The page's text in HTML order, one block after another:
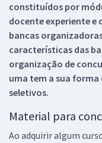
constituídos por
docente experiente e
bancas
características das
organização de
uma tem a sua
seletivos.
Material para
Ao adquirir algum